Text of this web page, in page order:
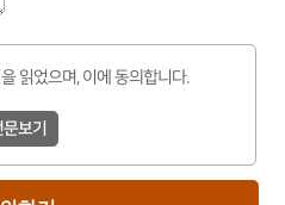
읽었으며, 이에 동의합니다.
문보기